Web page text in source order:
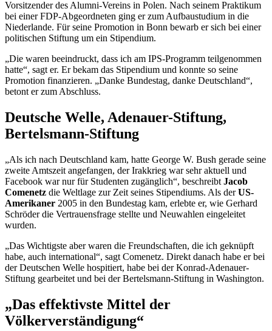
Vorsitzender des Alumni-Vereins in Polen. Nach seinem Praktikum
bei einer FDP-Abgeordneten ging er zum Aufbaustudium in die
Niederlande. Für seine Promotion in Bonn bewarb er sich bei einer
politischen Stiftung um ein Stipendium.
„Die waren beeindruckt, dass ich am IPS-Programm teilgenommen
hatte“, sagt er. Er bekam das Stipendium und konnte so seine
Promotion finanzieren. „Danke Bundestag, danke Deutschland“,
betont er zum Abschluss.
Deutsche Welle, Adenauer-Stiftung,
Bertelsmann-Stiftung
„Als ich nach Deutschland kam, hatte George W. Bush gerade seine
zweite Amtszeit angefangen, der Irakkrieg war sehr aktuell und
Facebook war nur für Studenten zugänglich“, beschreibt Jacob
Comenetz die Weltlage zur Zeit seines Stipendiums. Als derUS-
Amerikaner 2005 in den Bundestag kam, erlebte er, wie Gerhard
Schröder die Vertrauensfrage stellte und Neuwahlen eingeleitet
wurden.
„Das Wichtigste aber waren die Freundschaften, die ich geknüpft
habe, auch international“, sagt Comenetz. Direkt danach habe er bei
der Deutschen Welle hospitiert, habe bei der Konrad-Adenauer-
Stiftung gearbeitet und bei der Bertelsmann-Stiftung in Washington.
„Das effektivste Mittel der
Völkerverständigung“